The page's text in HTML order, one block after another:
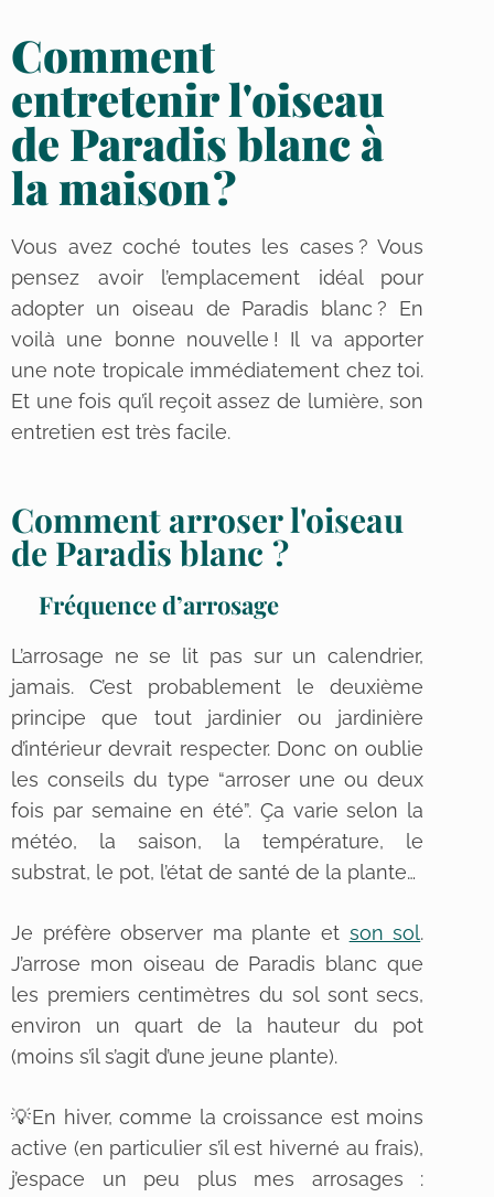
Comment
entretenir l'oiseau
de Paradis blanc à
la maison ?
Vous avez coché toutes les cases ? Vous
pensez avoir l’emplacement idéal pour
adopter un oiseau de Paradis blanc ? En
voilà une bonne nouvelle ! Il va apporter
une note tropicale immédiatement chez toi.
Et une fois qu’il reçoit assez de lumière, son
entretien est très facile.
Comment arroser l'oiseau
de Paradis blanc ?
Fréquence d’arrosage
L’arrosage ne se lit pas sur un calendrier,
jamais. C’est probablement le deuxième
principe que tout jardinier ou jardinière
d’intérieur devrait respecter. Donc on oublie
les conseils du type “arroser une ou deux
fois par semaine en été”. Ça varie selon la
météo, la saison, la température, le
substrat, le pot, l’état de santé de la plante…
Je préfère observer ma plante et son sol.
J’arrose mon oiseau de Paradis blanc que
les premiers centimètres du sol sont secs,
environ un quart de la hauteur du pot
(moins s’il s’agit d’une jeune plante).
💡En hiver, comme la croissance est moins
active (en particulier s’il est hiverné au frais),
j’espace un peu plus mes arrosages :